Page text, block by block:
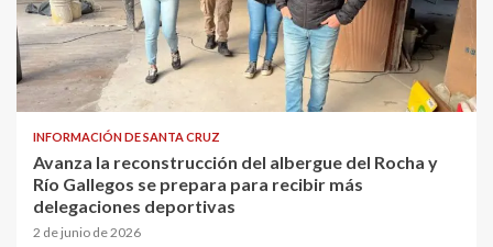
INFORMACIÓN DE SANTA CRUZ
Avanza la reconstrucción del albergue del Rocha y
Río Gallegos se prepara para recibir más
delegaciones deportivas
2 de junio de 2026